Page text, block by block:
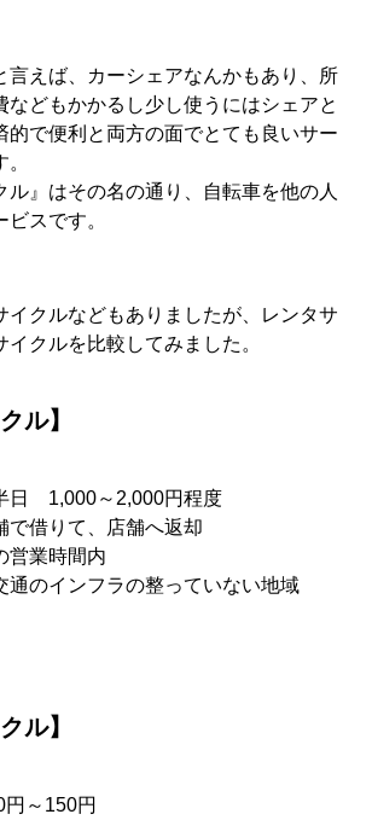
言えば、カーシェアなんかもあり、所
などもかかるし少し使うにはシェアと
的で便利と両方の面でとても良いサー
ル』はその名の通り、自転車を他の人
スです。
イクルなどもありましたが、レンタサ
クルを比較してみました。
ル】
日 1,000～2,000円程度
で借りて、店舗へ返却
営業時間内
通のインフラの整っていない地域
ル】
～150円